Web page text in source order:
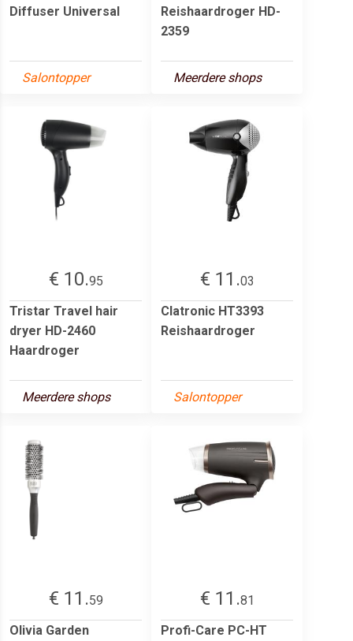
Diffuser Universal
Salontopper
Reishaardroger HD-
2359
Meerdere shops
€ 10.95
Tristar Travel hair
dryer HD-2460
Haardroger
Meerdere shops
€ 11.03
Clatronic HT3393
Reishaardroger
Salontopper
€ 11.59
Olivia Garden
€ 11.81
Profi-Care PC-HT